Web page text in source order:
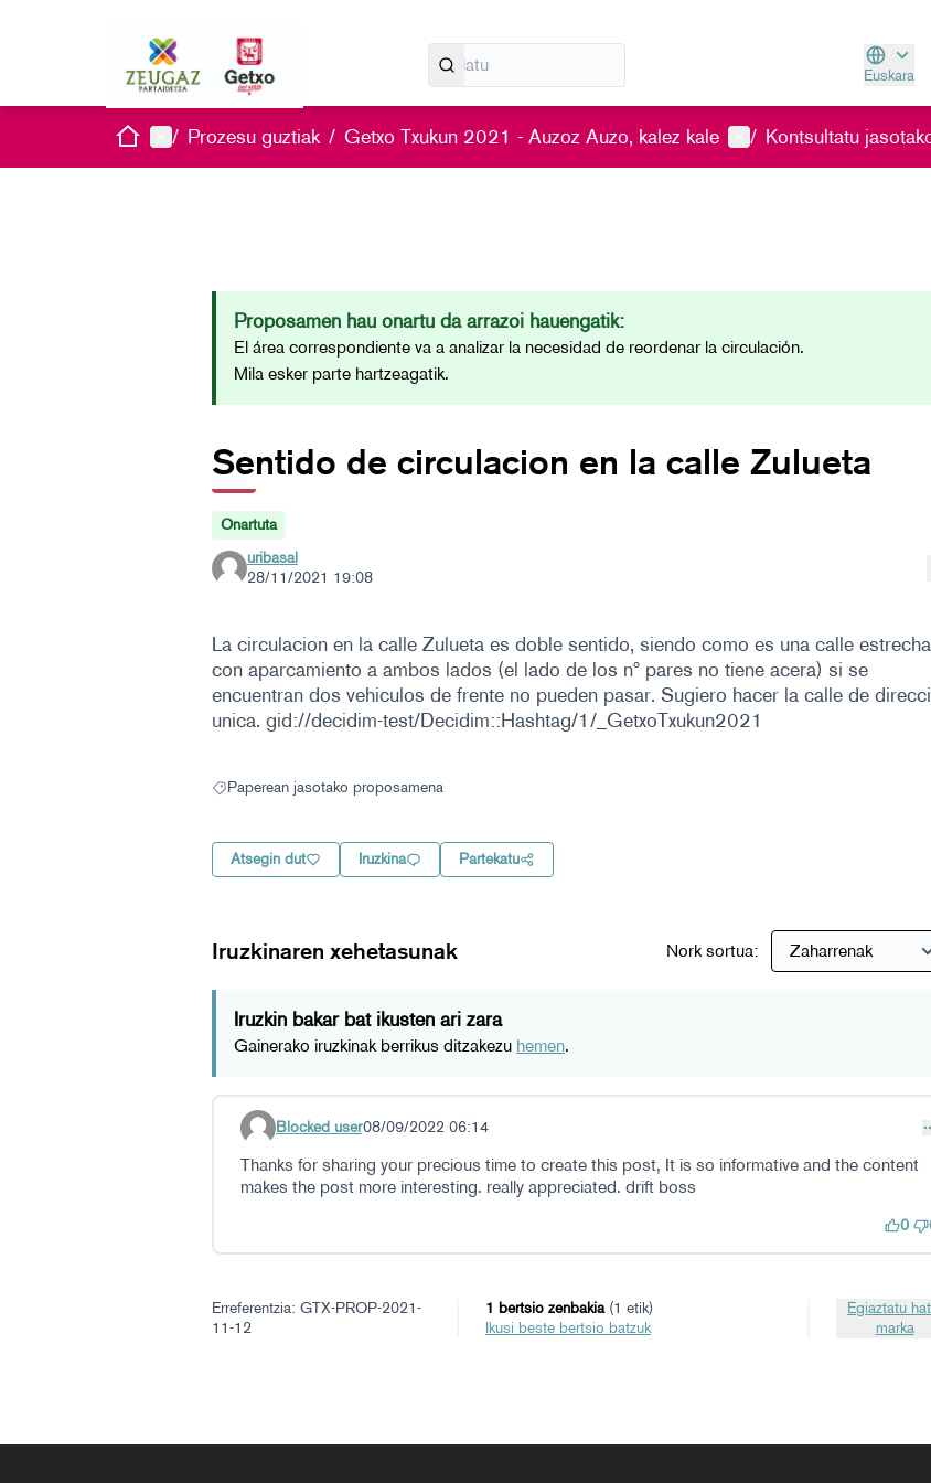
Euskara
HasieraMenu nagusia
/ Prozesu guztiak / Getxo Txukun 2021 - Auzoz Auzo, kalez kale Parte-hartzailearen
/ Kontsultatu
Proposamen hau onartu da arrazoi hauengatik:
El área correspondiente va a analizar la necesidad de reordenar la circulación.
Mila esker parte hartzeagatik.
Sentido de circulacion en la calle Zulueta
Onartuta
uribasal
28/11/2021 19:08
La circulacion en la calle Zulueta es doble sentido, siendo como es una calle estrecha
con aparcamiento a ambos lados (el lado de los nº pares no tiene acera) si se
encuentran dos vehiculos de frente no pueden pasar. Sugiero hacer la calle de
unica. gid://decidim-test/Decidim::Hashtag/1/_GetxoTxukun2021
Paperean jasotako proposamena hautaketaren emaitzak
Paperean jasotako proposamena
Atsegin dut Iruzkina Partekatu
Iruzkinaren xehetasunak Nork sortua:
Iruzkin bakar bat ikusten ari zara
Gainerako iruzkinak berrikus ditzakezu hemen­.
Iruzkindu 21
Blocked user08/09/2022 06:14
Thanks for sharing your precious time to create this post, It is so informative and the content
makes the post more interesting. really appreciated. drift boss
0
Erreferentzia: GTX-PROP-2021-
11-12
1 bertsio zenbakia(1 etik)
ikusi beste bertsio batzuk
Egiaztatu hatz-
marka